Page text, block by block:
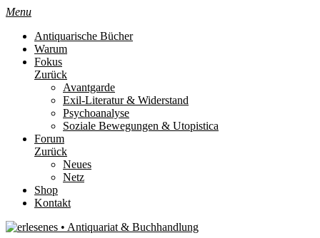
Menu
Antiquarische Bücher
Warum
Fokus
Zurück
Avantgarde
Exil-Literatur & Widerstand
Psychoanalyse
Soziale Bewegungen & Utopistica
Forum
Zurück
Neues
Netz
Shop
Kontakt